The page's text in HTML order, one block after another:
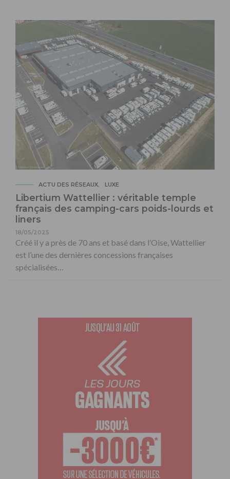
ACTU DES RÉSEAUX LUXE
Libertium Wattellier : véritable temple
français des camping-cars poids-lourds et
liners
18/05/2025
Créé il y a près de 70 ans et basé dans l’Oise, Wattellier
est l’une des dernières concessions françaises
spécialisées…